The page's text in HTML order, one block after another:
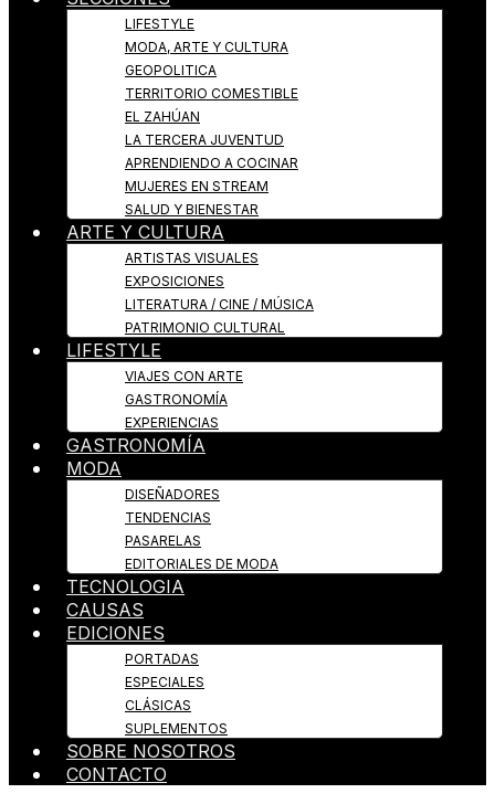
LIFESTYLE
MODA, ARTE Y CULTURA
GEOPOLITICA
TERRITORIO COMESTIBLE
EL ZAHÚAN
LA TERCERA JUVENTUD
APRENDIENDO A COCINAR
MUJERES EN STREAM
SALUD Y BIENESTAR
ARTE Y CULTURA
ARTISTAS VISUALES
EXPOSICIONES
LITERATURA / CINE / MÚSICA
PATRIMONIO CULTURAL
LIFESTYLE
VIAJES CON ARTE
GASTRONOMÍA
EXPERIENCIAS
GASTRONOMÍA
MODA
DISEÑADORES
TENDENCIAS
PASARELAS
EDITORIALES DE MODA
TECNOLOGIA
CAUSAS
EDICIONES
PORTADAS
ESPECIALES
CLÁSICAS
SUPLEMENTOS
SOBRE NOSOTROS
CONTACTO